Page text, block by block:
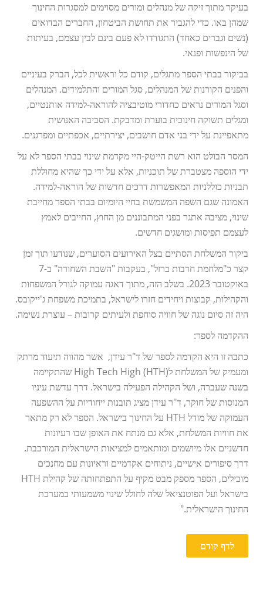
בעיקר מתוך זיקה של מנהלים ומורים מסוימים למסגרות החינוך
שמהן באו. כדי להגביר את תחושת הביטחון, החברים הבדואים
(נשים וגברים כאחד) התגודדו לא פעם בינם לבין עצמם, בעיתות
של הינפשות ופנאי.
בביקור בבתי הספר מתגלים, קודם כל וראשית לכל, הברק בעיניים
והפנים הקורנות של המנהלים, סגל המורים והתלמידים. המנהלים
וסגל המורים נראים כחדורי מוטיבציה להוראה-למידה אותנטיים,
ומגלים תשוקה חינוכית בוערת ומדבקת. הסביבה האנושית
מתאפיינת על ידי בני אדם חושבים, יצירתיים, אכפתיים ומפרגנים.
המסר הבולט הוא רשת הייטק-היי מקדמת שינוי בבתי הספר לא על
ידי הוספה מצטברת של תוכניות, אלא על ידי כך שהיא מחוללת
תבניות כוללניות המאפשרות דרכים חדשות של הוראה-למידה.
האמונה שגם השפה המשמשת בחיי היומיום בבתי הספר מחייבת
שינוי, מציבה אתגר בפני המתבוננים מן החוץ, החייבים לאמץ
לעצמם תפיסות ומושגים חדשים.
ביקור המשלחת הסתיים בצל האירועים הסוערים, שנודעו תוך זמן
קצר כ"מלחמת חרבות ברזל", בעקבות "השבת השחורה" ב-7
באוקטובר 2023. בשלב הזה, מתוך דאגה עמוקה לגורל המשפחות
והקהילות, קבוצות ויחידים חזרו לישראל, בתמיכת משפחת ג'ייקובס.
היה זה סיום נוגה של חוויה סוחפת ולעיתים קרובות – עוצרת נשימה.
ההקדמה לספר:
כתבה זו היא הקדמה לספר של ד"ר עידן, אשר מהווה תיעוד מרתק
ומעמיק של המשלחת לHigh Tech High (HTH) שהתקיימה
בשנה שעברה, ושל הקהילה הפעילה בישראל. דרך עדשת עיניו
המנוסות של חוקר, ד"ר עידן מציג תובנות ייחודיות על ההשפעה
העמוקה של מודל HTH על החינוך בישראל. הספר לא רק מתאר
את חוויות המשלחת, אלא גם מנתח את האופן שבו רעיונות
חדשניים אלו מיושמים ומותאמים למציאות הישראלית המורכבת.
דרך סיפורים אישיים, ניתוחים אקדמיים וראיונות עם מחנכים
מובילים, הספר מספק מבט מקיף על התפתחותה של קהילת HTH
בישראל ועל הפוטנציאל שלה לחולל שינוי משמעותי במערכת
החינוך הישראלית."
לדף קודם